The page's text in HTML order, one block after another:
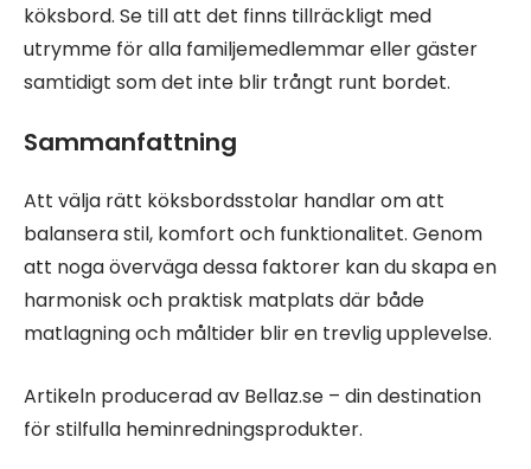
köksbord. Se till att det finns tillräckligt med
utrymme för alla familjemedlemmar eller gäster
samtidigt som det inte blir trångt runt bordet.
Sammanfattning
Att välja rätt köksbordsstolar handlar om att
balansera stil, komfort och funktionalitet. Genom
att noga överväga dessa faktorer kan du skapa en
harmonisk och praktisk matplats där både
matlagning och måltider blir en trevlig upplevelse.
Artikeln producerad av Bellaz.se – din destination
för stilfulla heminredningsprodukter.